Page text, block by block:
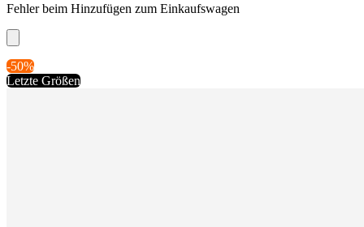
Fehler beim Hinzufügen zum Einkaufswagen
-50%
Letzte Größen